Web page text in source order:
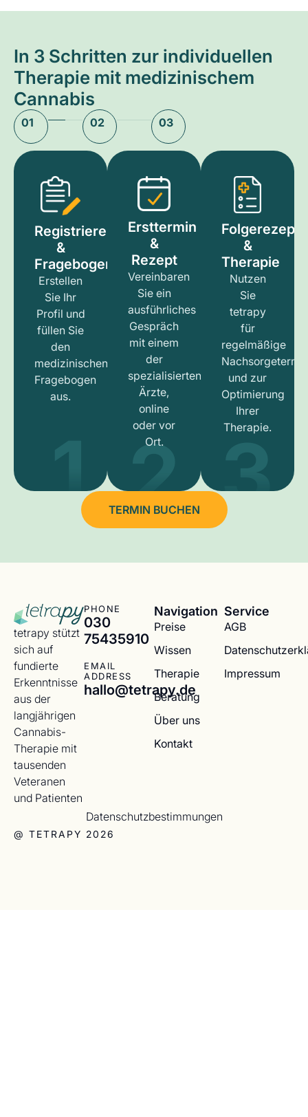
In 3 Schritten zur individuellen
Therapie mit medizinischem
Cannabis
01 02 03
Registrieren
&
Fragebogen
Erstellen
Sie Ihr
Profil und
füllen Sie
den
medizinischen
Fragebogen
aus.
1
Ersttermin
&
Rezept
Vereinbaren
Sie ein
ausführliches
Gespräch
mit einem
der
spezialisierten
Ärzte,
online
oder vor
Ort.
2
Folgerezept
&
Therapie
Nutzen
Sie
tetrapy
für
regelmäßige
und zur
Optimierung
Ihrer
Therapie.
3
TERMIN BUCHEN
tetrapy stützt
sich auf
fundierte
Erkenntnisse
aus der
langjährigen
Cannabis-
Therapie mit
tausenden
Veteranen
und Patienten
PHONE
030
75435910
EMAIL
ADDRESS
hallo@tetrapy.de
Navigation
Preise
Wissen
Therapie
Beratung
Über uns
Kontakt
Service
AGB
Impressum
@ TETRAPY 2026
Datenschutzbestimmungen